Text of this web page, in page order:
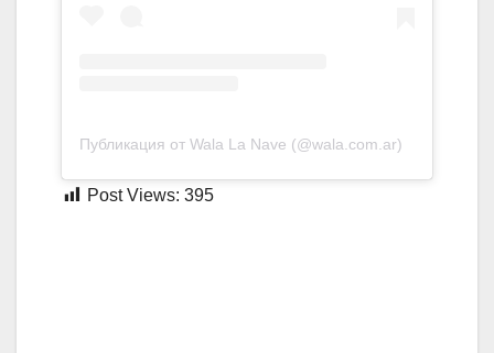
Публикация от Wala La Nave (@wala.com.ar)
Post Views: 395